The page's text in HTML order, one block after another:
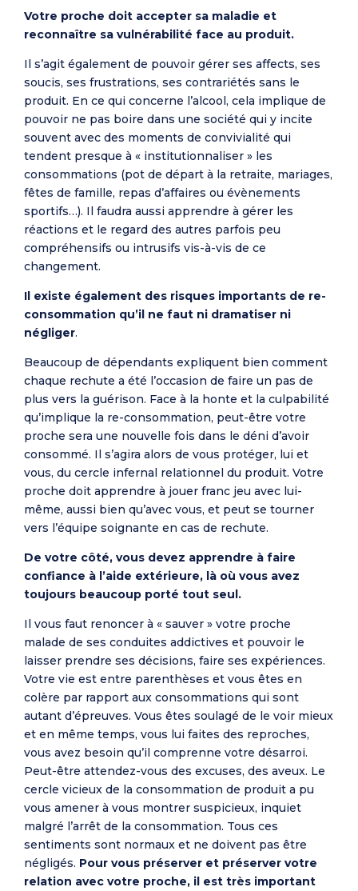
Votre proche doit accepter sa maladie et
reconnaître sa vulnérabilité face au produit.
Il s’agit également de pouvoir gérer ses affects, ses
soucis, ses frustrations, ses contrariétés sans le
produit. En ce qui concerne l’alcool, cela implique de
pouvoir ne pas boire dans une société qui y incite
souvent avec des moments de convivialité qui
tendent presque à « institutionnaliser » les
consommations (pot de départ à la retraite, mariages,
fêtes de famille, repas d’affaires ou évènements
sportifs…). Il faudra aussi apprendre à gérer les
réactions et le regard des autres parfois peu
compréhensifs ou intrusifs vis-à-vis de ce
changement.
Il existe également des risques importants de re-
consommation qu’il ne faut ni dramatiser ni
négliger.
Beaucoup de dépendants expliquent bien comment
chaque rechute a été l’occasion de faire un pas de
plus vers la guérison. Face à la honte et la culpabilité
qu’implique la re-consommation, peut-être votre
proche sera une nouvelle fois dans le déni d’avoir
consommé. Il s’agira alors de vous protéger, lui et
vous, du cercle infernal relationnel du produit. Votre
proche doit apprendre à jouer franc jeu avec lui-
même, aussi bien qu’avec vous, et peut se tourner
vers l’équipe soignante en cas de rechute.
De votre côté, vous devez apprendre à faire
confiance à l’aide extérieure, là où vous avez
toujours beaucoup porté tout seul.
Il vous faut renoncer à « sauver » votre proche
malade de ses conduites addictives et pouvoir le
laisser prendre ses décisions, faire ses expériences.
Votre vie est entre parenthèses et vous êtes en
colère par rapport aux consommations qui sont
autant d’épreuves. Vous êtes soulagé de le voir mieux
et en même temps, vous lui faites des reproches,
vous avez besoin qu’il comprenne votre désarroi.
Peut-être attendez-vous des excuses, des aveux. Le
cercle vicieux de la consommation de produit a pu
vous amener à vous montrer suspicieux, inquiet
malgré l’arrêt de la consommation. Tous ces
sentiments sont normaux et ne doivent pas être
négligés. Pour vous préserver et préserver votre
relation avec votre proche, il est très important